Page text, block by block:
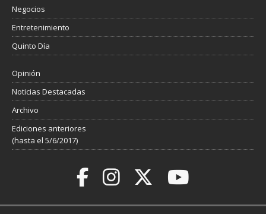
Negocios
Entretenimiento
Quinto Día
Opinión
Noticias Destacadas
Archivo
Ediciones anteriores
(hasta el 5/6/2017)